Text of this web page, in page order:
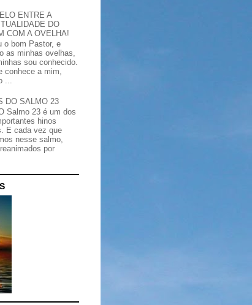
ENTRE A
DO
COM A OVELHA!
o bom Pastor, e
as minhas ovelhas,
sou conhecido.
conhece a mim,
...
DO SALMO 23
23 é um dos
hinos
E cada vez que
nesse salmo,
por